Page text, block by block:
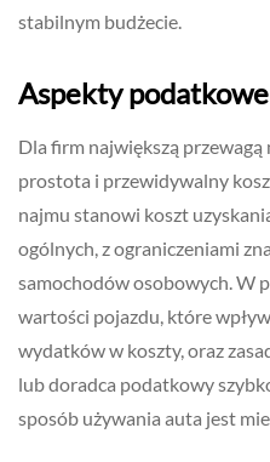
stabilnym budżecie.
Aspekty
Dla firm największą
prostota i przewidywalny
najmu stanowi koszt
ogólnych, z ograniczeniami
samochodów osobowych. W
wartości pojazdu, które
wydatków w koszty, oraz
lub doradca podatkowy
sposób używania auta jest